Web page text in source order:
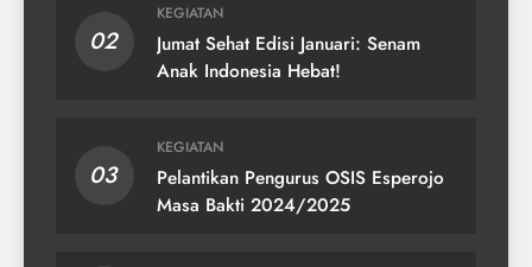
02
KEGIATAN
Jumat Sehat Edisi Januari: Senam
Anak Indonesia Hebat!
03
KEGIATAN
Pelantikan Pengurus OSIS Esperojo
Masa Bakti 2024/2025